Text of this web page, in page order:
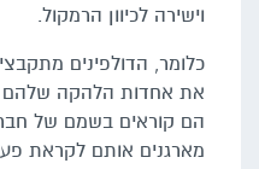
וישירה לכיוון הרמקול.
כלומר, הדולפינים
את אחדות הלהקה שלהם
הם קוראים בשמם של
מארגנים אותם לקראת